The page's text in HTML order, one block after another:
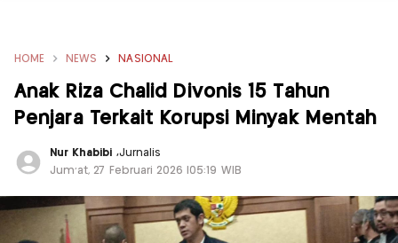
HOME NEWS NASIONAL
Anak Riza Chalid Divonis 15 Tahun
Penjara Terkait Korupsi Minyak Mentah
Nur Khabibi ,Jurnalis
Jum'at, 27 Februari 2026 |05:19 WIB